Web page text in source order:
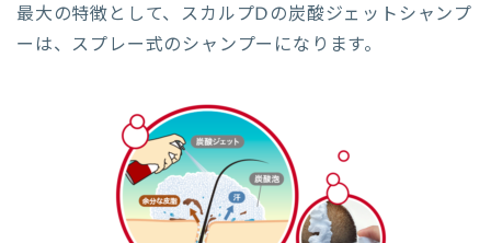
最大の特徴として、スカルプDの炭酸ジェットシャンプ
ーは、スプレー式のシャンプーになります。